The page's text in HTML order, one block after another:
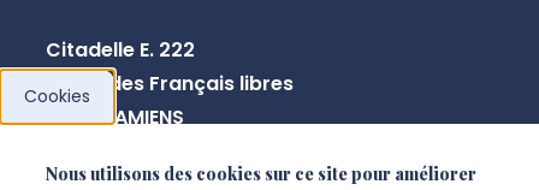
Citadelle E. 222
10 rue des Français libres
80080 AMIENS
Cookies
Nous utilisons des cookies sur ce site pour améliorer